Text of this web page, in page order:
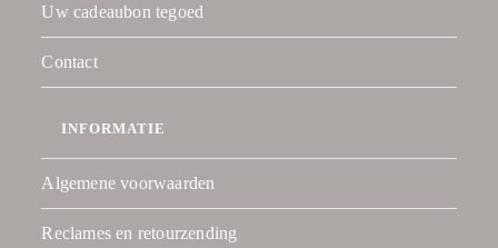
Uw cadeaubon tegoed
Contact
INFORMATIE
Algemene voorwaarden
Reclames en retourzending